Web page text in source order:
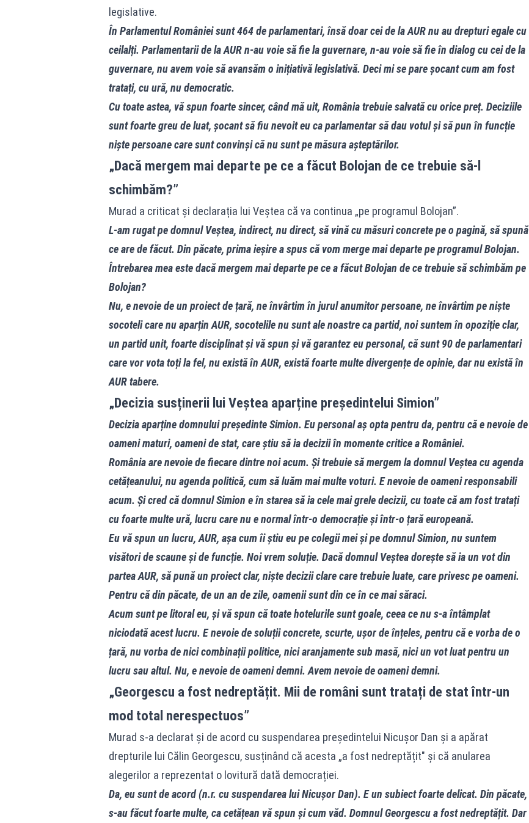
legislative.
În Parlamentul României sunt 464 de parlamentari, însă doar cei de la AUR nu au drepturi egale cu
ceilalți. Parlamentarii de la AUR n-au voie să fie la guvernare, n-au voie să fie în dialog cu cei de la
guvernare, nu avem voie să avansăm o inițiativă legislativă. Deci mi se pare șocant cum am fost
tratați, cu ură, nu democratic.
Cu toate astea, vă spun foarte sincer, când mă uit, România trebuie salvată cu orice preț. Deciziile
sunt foarte greu de luat, șocant să fiu nevoit eu ca parlamentar să dau votul și să pun în funcție
niște persoane care sunt convinși că nu sunt pe măsura așteptărilor.
„Dacă mergem mai departe pe ce a făcut Bolojan de ce trebuie să-l
schimbăm?”
Murad a criticat și declarația lui Veștea că va continua „pe programul Bolojan”.
L-am rugat pe domnul Veștea, indirect, nu direct, să vină cu măsuri concrete pe o pagină, să spună
ce are de făcut. Din păcate, prima ieșire a spus că vom merge mai departe pe programul Bolojan.
Întrebarea mea este dacă mergem mai departe pe ce a făcut Bolojan de ce trebuie să schimbăm pe
Bolojan?
Nu, e nevoie de un proiect de țară, ne învârtim în jurul anumitor persoane, ne învârtim pe niște
socoteli care nu aparțin AUR, socotelile nu sunt ale noastre ca partid, noi suntem în opoziție clar,
un partid unit, foarte disciplinat și vă spun și vă garantez eu personal, că sunt 90 de parlamentari
care vor vota toți la fel, nu există în AUR, există foarte multe divergențe de opinie, dar nu există în
AUR tabere.
„Decizia susținerii lui Veștea aparține președintelui Simion”
Decizia aparține domnului președinte Simion. Eu personal aș opta pentru da, pentru că e nevoie de
oameni maturi, oameni de stat, care știu să ia decizii în momente critice a României.
România are nevoie de fiecare dintre noi acum. Și trebuie să mergem la domnul Veștea cu agenda
cetățeanului, nu agenda politică, cum să luăm mai multe voturi. E nevoie de oameni responsabili
acum. Și cred că domnul Simion e în starea să ia cele mai grele decizii, cu toate că am fost tratați
cu foarte multe ură, lucru care nu e normal într-o democrație și într-o țară europeană.
Eu vă spun un lucru, AUR, așa cum îi știu eu pe colegii mei și pe domnul Simion, nu suntem
visători de scaune și de funcție. Noi vrem soluție. Dacă domnul Veștea dorește să ia un vot din
partea AUR, să pună un proiect clar, niște decizii clare care trebuie luate, care privesc pe oameni.
Pentru că din păcate, de un an de zile, oamenii sunt din ce în ce mai săraci.
Acum sunt pe litoral eu, și vă spun că toate hotelurile sunt goale, ceea ce nu s-a întâmplat
niciodată acest lucru. E nevoie de soluții concrete, scurte, ușor de înțeles, pentru că e vorba de o
țară, nu vorba de nici combinații politice, nici aranjamente sub masă, nici un vot luat pentru un
lucru sau altul. Nu, e nevoie de oameni demni. Avem nevoie de oameni demni.
„Georgescu a fost nedreptățit. Mii de români sunt tratați de stat într-un
mod total nerespectuos”
Murad s-a declarat și de acord cu suspendarea președintelui Nicușor Dan și a apărat
drepturile lui Călin Georgescu, susținând că acesta „a fost nedreptățit" și că anularea
alegerilor a reprezentat o lovitură dată democrației.
Da, eu sunt de acord (n.r. cu suspendarea lui Nicușor Dan). E un subiect foarte delicat. Din păcate,
s-au făcut foarte multe, ca cetățean vă spun și cum văd. Domnul Georgescu a fost nedreptățit. Dar